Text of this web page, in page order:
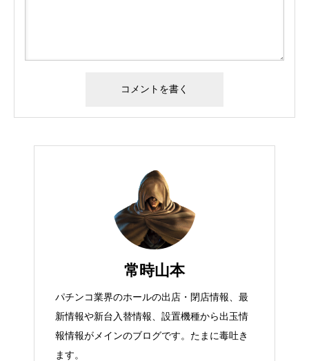
常時山本
パチンコ業界のホールの出店・閉店情報、最
新情報や新台入替情報、設置機種から出玉情
報情報がメインのブログです。たまに毒吐き
ます。